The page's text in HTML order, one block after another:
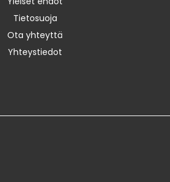
Tietosuoja
Ota yhteyttä
Yhteystiedot